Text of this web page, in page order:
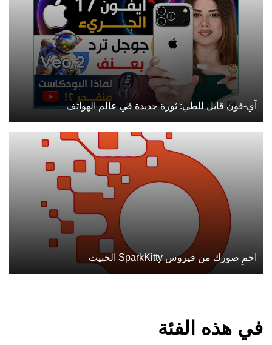
آي-فون قابل للطي: ثورة جديدة في عالم الهواتف
احمِ صورك من فيروس SparkKitty الخبيث
في هذه الفئة